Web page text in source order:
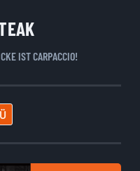
IST CARPACCIO!